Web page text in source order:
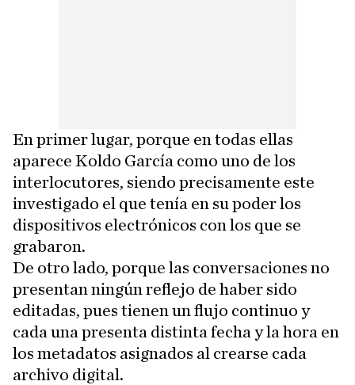
En primer lugar, porque en todas ellas
aparece Koldo García como uno de los
interlocutores, siendo precisamente este
investigado el que tenía en su poder los
dispositivos electrónicos con los que se
grabaron.
De otro lado, porque las conversaciones no
presentan ningún reflejo de haber sido
editadas, pues tienen un flujo continuo y
cada una presenta distinta fecha y la hora en
los metadatos asignados al crearse cada
archivo digital.